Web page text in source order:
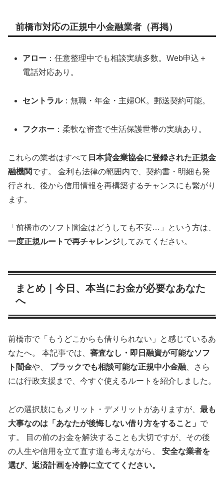
前橋市対応の正規中小金融業者（再掲）
アロー ：任意整理中でも相談実績多数。Web申込＋
電話対応あり。
セントラル：無職・年金・主婦OK。郵送契約可能。
フクホー ：柔軟な審査で生活保護世帯の実績あり。
これらの業者はすべて 日本貸金業協会に登録された正規金
融機関です。 金利も法律の範囲内で、契約書・明細も発
行され、後から信用情報を再構築するチャンスにも繋がり
ます。
「前橋市のソフト闇金はどうしても不安…」という方は、
一度正規ルートで再チャレンジしてみてください。
まとめ｜今日、本当にお金が必要なあなた
へ
前橋市で「もうどこからも借りられない」と感じているあ
なたへ。 本記事では、 審査なし・即日融資が可能なソフ
ト闇金や、 ブラックでも相談可能な正規中小金融 、さら
には行政支援まで、今すぐ使えるルートを紹介しました。
どの選択肢にもメリット・デメリットがありますが、 最も
大事なのは「あなたが後悔しない借り方をすること」 で
す。 目の前のお金を解決することも大切ですが、その後
の人生や信用を立て直す道も考えながら、 安全な業者を
選び、返済計画を冷静に立ててください。